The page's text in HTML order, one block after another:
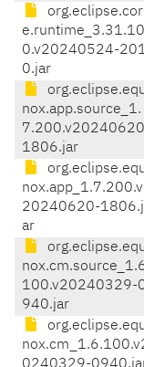
org.eclipse.cor
e.runtime_3.31.10
0.v20240524-
0.jar
nox.app.source_1.
1806.jar
nox.app_1.7.200.v
20240620-1806.j
ar
100.v20240329-
940.jar